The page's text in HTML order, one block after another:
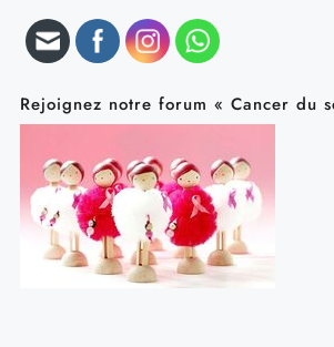
Rejoignez notre forum « Cancer du